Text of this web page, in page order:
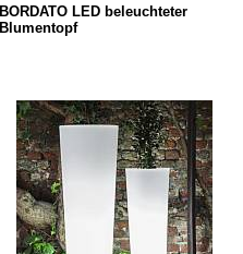
BORDATO LED beleuchteter
Blumentopf